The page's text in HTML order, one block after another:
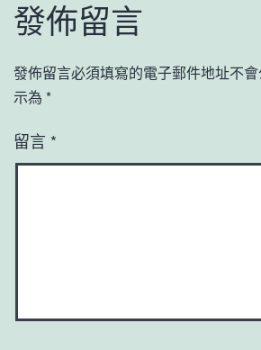
發佈留言
發佈留言必須填寫的電子郵件地址不會
示為 *
留言 *